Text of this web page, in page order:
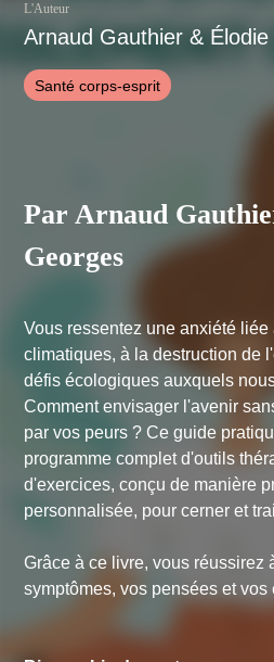
L'Auteur
Arnaud Gauthier &
Santé corps-esprit
Par Arnaud
Georges
Vous ressentez une anxiété
climatiques, à la destruction de
défis écologiques auxquels
Comment envisager l'avenir
par vos peurs ? Ce guide
programme complet d'outils
d'exercices, conçu de manière
personnalisée, pour cerner et
Grâce à ce livre, vous réussirez
symptômes, vos pensées et vos